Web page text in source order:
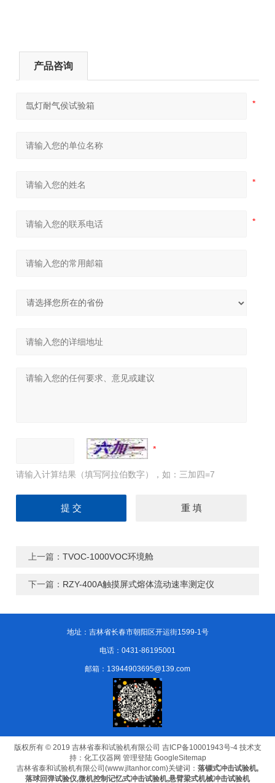
产品咨询
请输入计算结果（填写阿拉伯数字），如：三加四=7
上一篇：TVOC-1000VOC环境舱
下一篇： RZY-400A触摸屏式熔体流动速率测定仪
地址：吉林省长春市朝阳区开运街1599-1号
电话：0431-86195001
邮箱：13944903695@139.com
版权所有 © 2019 吉林省泰和试验机有限公司 吉ICP备10001943号-4技术支
持： 化工仪器网 管理登陆 GoogleSitemap
吉林省泰和试验机有限公司(www.jltanhor.com)关键词： 落镖式冲击试验机,
落球回弹试验仪,微机控制记忆式冲击试验机,悬臂梁式机械冲击试验机